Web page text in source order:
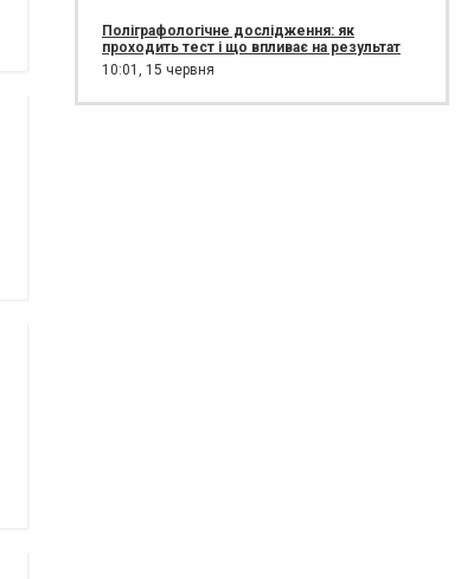
Поліграфологічне дослідження: як
проходить тест і що впливає на результат
10:01, 15 червня